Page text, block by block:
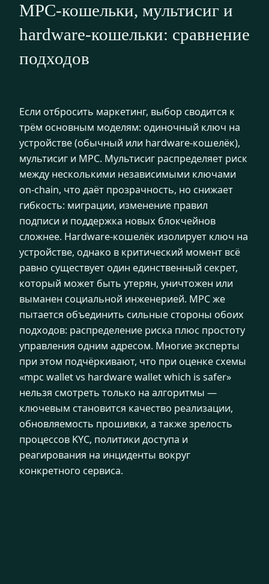
MPC-кошельки, мультисиг и
hardware-кошельки: сравнение
подходов
Если отбросить маркетинг, выбор сводится к
трём основным моделям: одиночный ключ на
устройстве (обычный или hardware-кошелёк),
мультисиг и MPC. Мультисиг распределяет риск
между несколькими независимыми ключами
on-chain, что даёт прозрачность, но снижает
гибкость: миграции, изменение правил
подписи и поддержка новых блокчейнов
сложнее. Hardware-кошелёк изолирует ключ на
устройстве, однако в критический момент всё
равно существует один единственный секрет,
который может быть утерян, уничтожен или
выманен социальной инженерией. MPC же
пытается объединить сильные стороны обоих
подходов: распределение риска плюс простоту
управления одним адресом. Многие эксперты
при этом подчёркивают, что при оценке схемы
«mpc wallet vs hardware wallet which is safer»
нельзя смотреть только на алгоритмы —
ключевым становится качество реализации,
обновляемость прошивки, а также зрелость
процессов KYC, политики доступа и
реагирования на инциденты вокруг
конкретного сервиса.